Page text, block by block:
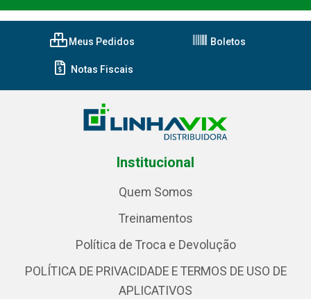
Meus Pedidos Boletos
Notas Fiscais
Institucional
Quem Somos
Treinamentos
Política de Troca e Devolução
POLÍTICA DE PRIVACIDADE E TERMOS DE USO DE
APLICATIVOS